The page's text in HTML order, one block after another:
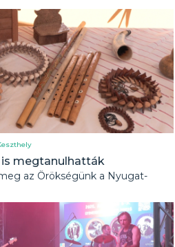
megtanulhatták
az Örökségünk a Nyugat-